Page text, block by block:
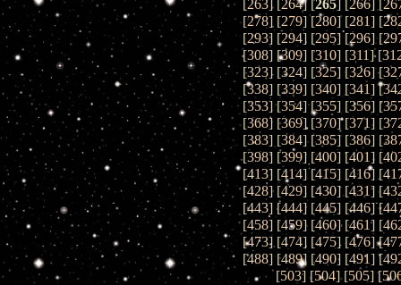
[263] [264] [265] [266] [
[278] [279] [280] [281] [
[293] [294] [295] [296] [
[308] [309] [310] [311] [
[323] [324] [325] [326] [
[338] [339] [340] [341] [
[353] [354] [355] [356] [
[368] [369] [370] [371] [
[383] [384] [385] [386] [
[398] [399] [400] [401] [
[413] [414] [415] [416] [
[428] [429] [430] [431] [
[443] [444] [445] [446] [
[458] [459] [460] [461] [
[473] [474] [475] [476] [
[488] [489] [490] [491] [
[503] [504] [505] [